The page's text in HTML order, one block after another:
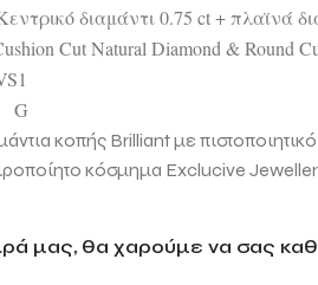
διαμάντι 0.75 ct + πλαϊνά
Cut Natural Diamond & Round
κοπής Brilliant με πιστοποιητικό
κόσμημα Exclucive
μας, θα χαρούμε να σας